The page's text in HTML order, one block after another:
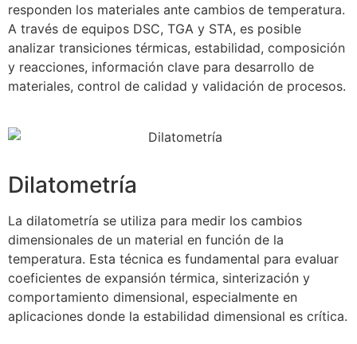
responden los materiales ante cambios de temperatura.
A través de equipos DSC, TGA y STA, es posible
analizar transiciones térmicas, estabilidad, composición
y reacciones, información clave para desarrollo de
materiales, control de calidad y validación de procesos.
Dilatometría
La dilatometría se utiliza para medir los cambios
dimensionales de un material en función de la
temperatura. Esta técnica es fundamental para evaluar
coeficientes de expansión térmica, sinterización y
comportamiento dimensional, especialmente en
aplicaciones donde la estabilidad dimensional es crítica.